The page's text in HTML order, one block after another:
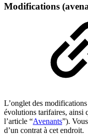
Modifications
L’onglet des
évolutions tarifaires, ainsi
l’article “Avenants”).
d’un contrat à cet endroit.